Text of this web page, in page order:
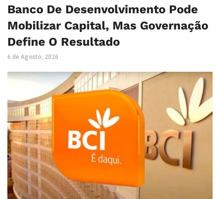
Banco De Desenvolvimento Pode
Mobilizar Capital, Mas Governação
Define O Resultado
6 de Agosto, 2026